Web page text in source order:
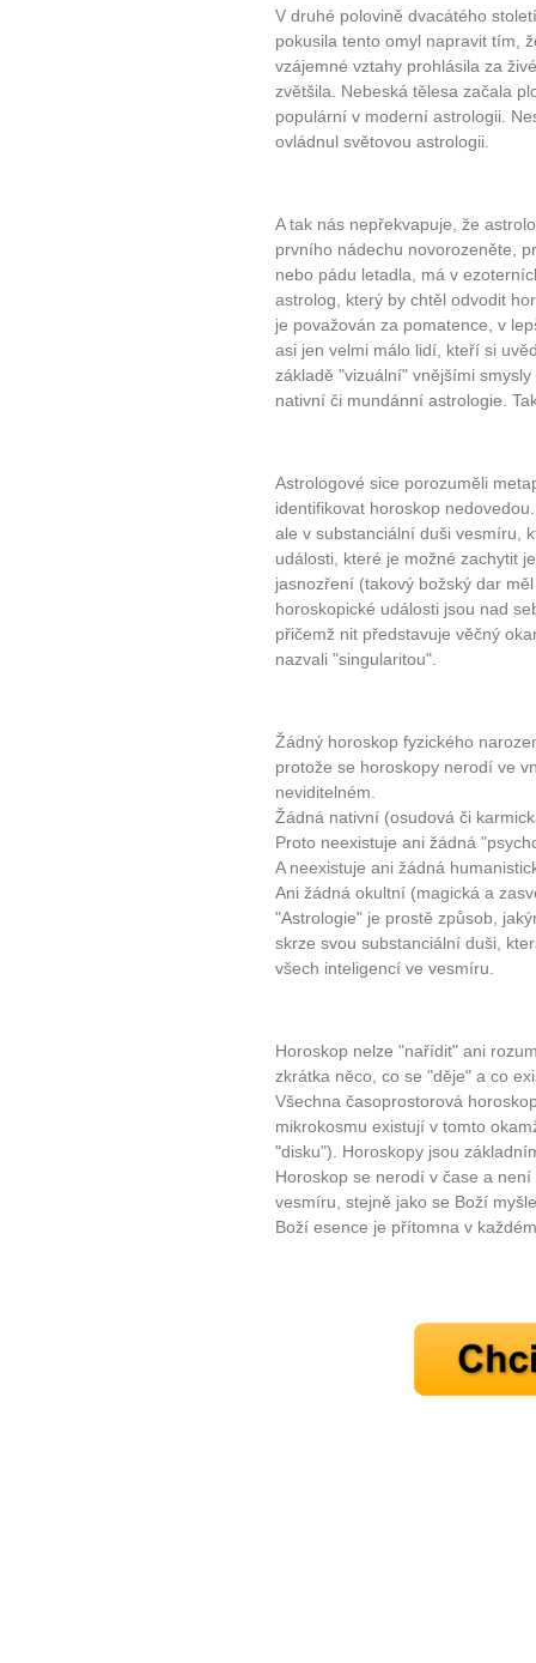
10 tipů
...
Máte pocit, že jste unaveni
Jak mít více energie
Jak vnést do života
Jak být šťastnější
V druhé polovině dvacátého
pokusila tento omyl napravit tím,
vzájemné vztahy prohlásila za
zvětšila. Nebeská tělesa začala
populární v moderní astrologii.
ovládnul světovou astrologii.
A tak nás nepřekvapuje, že
prvního nádechu novorozeněte,
nebo pádu letadla, má v
astrolog, který by chtěl odvodit
je považován za pomatence, v
asi jen velmi málo lidí, kteří si
základě "vizuální" vnějšími
nativní či mundánní astrologie.
Astrologové sice porozuměli
identifikovat horoskop
ale v substanciální duši vesmíru,
události, které je možné zachytit
jasnozření (takový božský dar
horoskopické události jsou nad
přičemž nit představuje věčný
nazvali "singularitou".
Žádný horoskop fyzického
protože se horoskopy nerodí ve
neviditelném.
Žádná nativní (osudová či
Proto neexistuje ani žádná
A neexistuje ani žádná
Ani žádná okultní (magická a
"Astrologie" je prostě způsob,
skrze svou substanciální duši,
všech inteligencí ve vesmíru.
Horoskop nelze "nařídit" ani
zkrátka něco, co se "děje" a co
Všechna časoprostorová
mikrokosmu existují v tomto
"disku"). Horoskopy jsou
Horoskop se nerodí v čase a
vesmíru, stejně jako se Boží
Boží esence je přítomna v